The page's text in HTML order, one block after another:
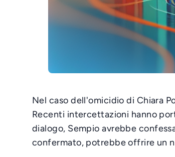
Nel caso dell'omicidio di Chiara
Recenti intercettazioni hanno
dialogo, Sempio avrebbe
confermato, potrebbe offrire un